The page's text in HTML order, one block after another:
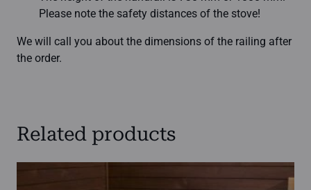
Please note the safety distances of the stove!
We will call you about the dimensions of the railing after
the order.
Related products